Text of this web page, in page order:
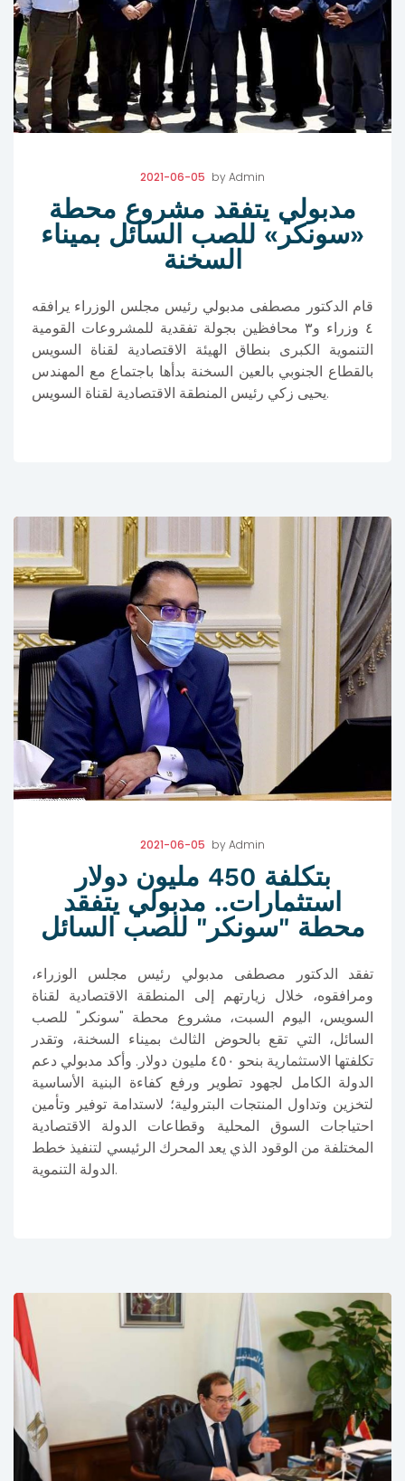
2021-06-05 byAdmin
مدبولي يتفقد مشروع محطة
«سونكر» للصب السائل بميناء
السخنة
قام الدكتور مصطفى مدبولي رئيس مجلس الوزراء يرافقه
٤ وزراء و٣ محافظين بجولة تفقدية للمشروعات القومية
التنموية الكبرى بنطاق الهيئة الاقتصادية لقناة السويس
بالقطاع الجنوبي بالعين السخنة بدأها باجتماع مع المهندس
يحيى زكي رئيس المنطقة الاقتصادية لقناة السويس.
2021-06-05 byAdmin
بتكلفة 450 مليون دولار
استثمارات.. مدبولي يتفقد
محطة "سونكر" للصب السائل
تفقد الدكتور مصطفى مدبولي رئيس مجلس الوزراء،
ومرافقوه، خلال زيارتهم إلى المنطقة الاقتصادية لقناة
السويس، اليوم السبت، مشروع محطة "سونكر" للصب
السائل، التي تقع بالحوض الثالث بميناء السخنة، وتقدر
تكلفتها الاستثمارية بنحو ٤٥٠ مليون دولار. وأكد مدبولي دعم
الدولة الكامل لجهود تطوير ورفع كفاءة البنية الأساسية
لتخزين وتداول المنتجات البترولية؛ لاستدامة توفير وتأمين
احتياجات السوق المحلية وقطاعات الدولة الاقتصادية
المختلفة من الوقود الذي يعد المحرك الرئيسي لتنفيذ خطط
الدولة التنموية.